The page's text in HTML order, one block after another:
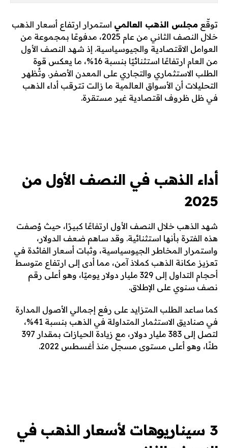
توقّع مجلس الذهب العالمي استمرار ارتفاع أسعار الذهب
خلال النصف الثاني من عام 2025، مدفوعًا بمجموعة من
العوامل الاقتصادية والجيوسياسية. إذ شهد النصف الأول
من العام ارتفاعًا استثنائيًا بنسبة 16%، ما يعكس قوة
الطلب الاستثماري والتجاري على المعدن الأصفر. وتُظهر
التحليلات أن الأسواق العالمية ما زالت تترقب أداء الذهب
في ظل ظروف اقتصادية غير مستقرة.
أداء الذهب في النصف الأول من
2025
شهد الذهب خلال النصف الأول ارتفاعًا كبيرًا، حيث وُصفت
هذه الفترة بأنها استثنائية. وقد ساهم ضعف الدولار،
واستمرار المخاطر الجيوسياسية، وثبات أسعار الفائدة في
تعزيز مكانة الذهب كملاذ آمن، مما أدى إلى ارتفاع متوسط
أحجام التداول إلى 329 مليار دولار يوميًا، وهو أعلى رقم
نصف سنوي على الإطلاق.
كما ساعد الطلب المتزايد على رفع إجمالي الأصول المدارة
في صناديق الاستثمار المتداولة في الذهب بنسبة 41%،
لتصل إلى 383 مليار دولار، مع زيادة الحيازات بمقدار 397
طنًا، وهو أعلى مستوى مسجل منذ أغسطس 2022.
3 سيناريوهات لأسعار الذهب في